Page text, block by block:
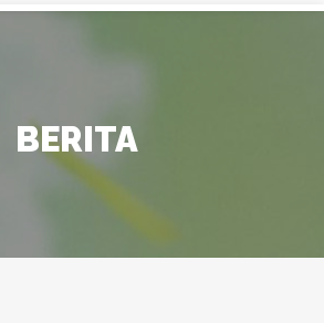
BERITA